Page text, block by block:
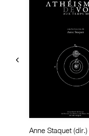
Anne Staquet (dir.)